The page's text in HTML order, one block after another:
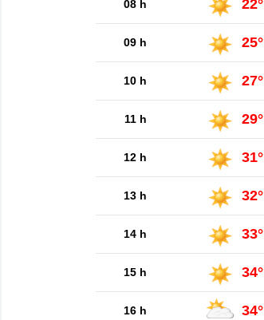
08 h 22°
09 h 25°
10 h 27°
11 h 29°
12 h 31°
13 h 32°
14 h 33°
15 h 34°
16 h 34°